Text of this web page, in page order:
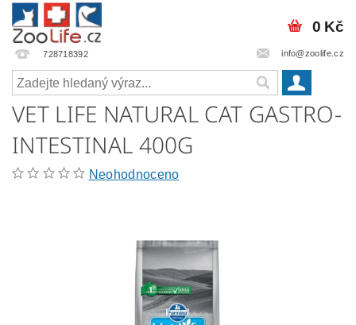
728718392 info@zoolife.cz
0 Kč
VET LIFE NATURAL CAT GASTRO-
INTESTINAL 400G
Neohodnoceno